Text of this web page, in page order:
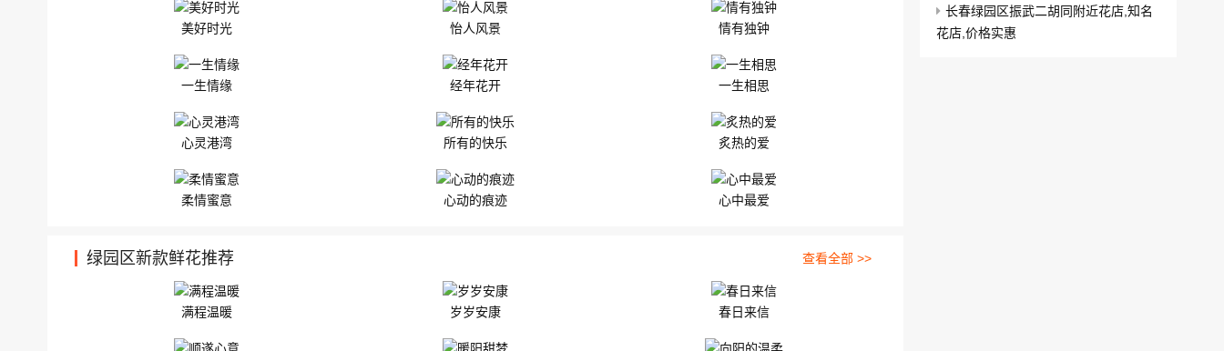
美好时光 怡人风景 情有独钟
一生情缘 经年花开 一生相思
心灵港湾 所有的快乐 炙热的爱
柔情蜜意 心动的痕迹 心中最爱
绿园区新款鲜花推荐 查看全部 >>
满程温暖 岁岁安康 春日来信
长春绿园区振武二胡同附近花店,知名
花店,价格实惠